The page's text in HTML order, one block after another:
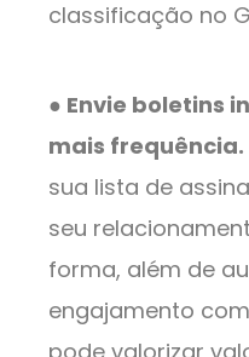
classificação no
● Envie boletins
mais frequência.
sua lista de
seu
forma, além de
engajamento